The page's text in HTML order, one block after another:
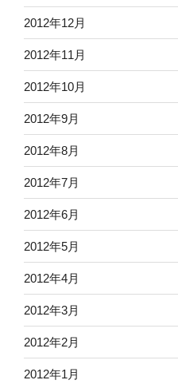
2012年12月
2012年11月
2012年10月
2012年9月
2012年8月
2012年7月
2012年6月
2012年5月
2012年4月
2012年3月
2012年2月
2012年1月